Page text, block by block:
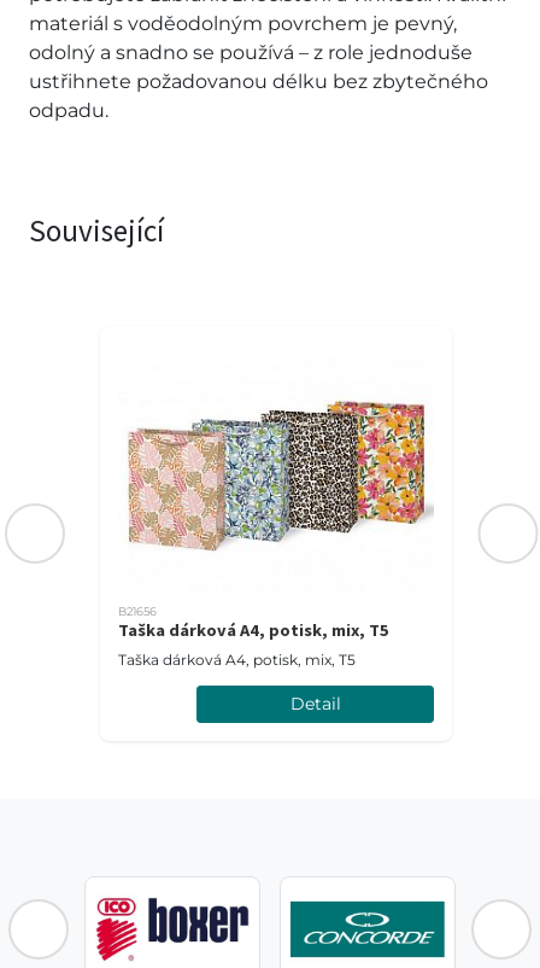
materiál s voděodolným povrchem je pevný,
odolný a snadno se používá – z role jednoduše
ustřihnete požadovanou délku bez zbytečného
odpadu.
Související
B21656
Taška dárková A4, potisk, mix, T5
Taška dárková A4, potisk, mix, T5
Detail